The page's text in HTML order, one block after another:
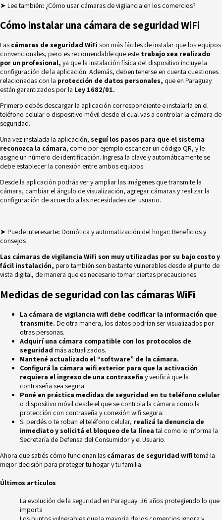
➤ Lee también: ¿Cómo usar cámaras de vigilancia en los comercios?
Cómo instalar una cámara de seguridad WiFi
Las cámaras de seguridad WiFi son más fáciles de instalar que los equipos
convencionales, pero es recomendable que este trabajo sea realizado
por un profesional, ya que la instalación física del dispositivo incluye la
configuración de la aplicación. Además, deben tenerse en cuenta cuestiones
relacionadas con la protección de datos personales, que en Paraguay
están garantizados por la Ley 1682/01.
Primero debés descargar la aplicación correspondiente e instalarla en el
teléfono celular o dispositivo móvil desde el cual vas a controlar la cámara de
seguridad.
Una vez instalada la aplicación, seguí los pasos para que el sistema
reconozca la cámara, como por ejemplo escanear un código QR, y le
asigne un número de identificación. Ingresa la clave y automáticamente se
debe establecer la conexión entre ambos equipos.
Desde la aplicación podrás ver y ampliar las imágenes que transmite la
cámara, cambiar el ángulo de visualización, agregar cámaras y realizar la
configuración de acuerdo a las necesidades del usuario.
➤ Puede interesarte: Domótica y automatización del hogar: Beneficios y
consejos
Las cámaras de vigilancia WiFi son muy utilizadas por su bajo costo y
fácil instalación, pero también son bastante vulnerables desde el punto de
vista digital, de manera que es necesario tomar ciertas precauciones:
Medidas de seguridad con las cámaras WiFi
La cámara de vigilancia wifi debe codificar la información que
transmite. De otra manera, los datos podrían ser visualizados por
otras personas.
Adquirí una cámara compatible con los protocolos de
seguridad más actualizados.
Mantené actualizado el “software” de la cámara.
Configurá la cámara wifi exterior para que la activación
requiera el ingreso de una contraseña y verificá que la
contraseña sea segura.
Poné en práctica medidas de seguridad en tu teléfono celular
o dispositivo móvil desde el que se controla la cámara como la
protección con contraseña y conexión wifi segura.
Si perdés o te roban el teléfono celular, realizá la denuncia de
inmediato y solicitá el bloqueo de la líneatal como lo informa la
Secretaría de Defensa del Consumidory el Usuario.
Ahora que sabés cómo funcionan las cámaras de seguridad wifitomá la
mejor decisión para proteger tu hogar y tu familia.
Últimos artículos
La evolución de la seguridad en Paraguay: 36 años protegiendo lo que
importa